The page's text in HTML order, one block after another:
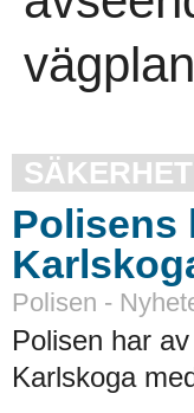
SÄKERHET
Polisens
Polisen -
Polisen har
Karlskoga